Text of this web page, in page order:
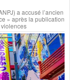
a accusé l’ancien
» après la publication